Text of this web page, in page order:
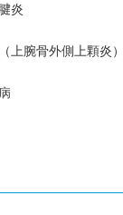
炎
上腕骨外側上顆炎）